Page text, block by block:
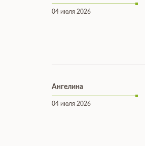
04 июля 2026
Ангелина
04 июля 2026